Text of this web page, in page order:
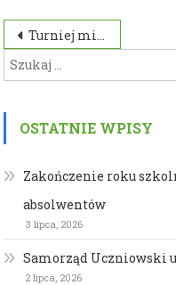
Nawigacja
wpisu
Turniej mini siatkówki dziewcząt, 20.10.2016
OSTATNIE WPISY
Zakończenie roku
absolwentów
3 lipca, 2026
Samorząd Uczniowski
2 lipca, 2026